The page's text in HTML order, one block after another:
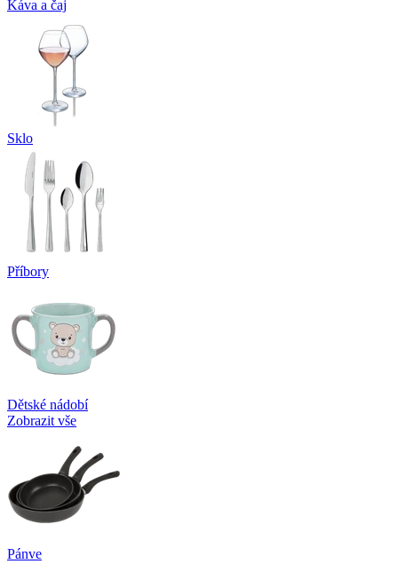
Káva a čaj
Sklo
Příbory
Dětské nádobí
Zobrazit vše
Pánve